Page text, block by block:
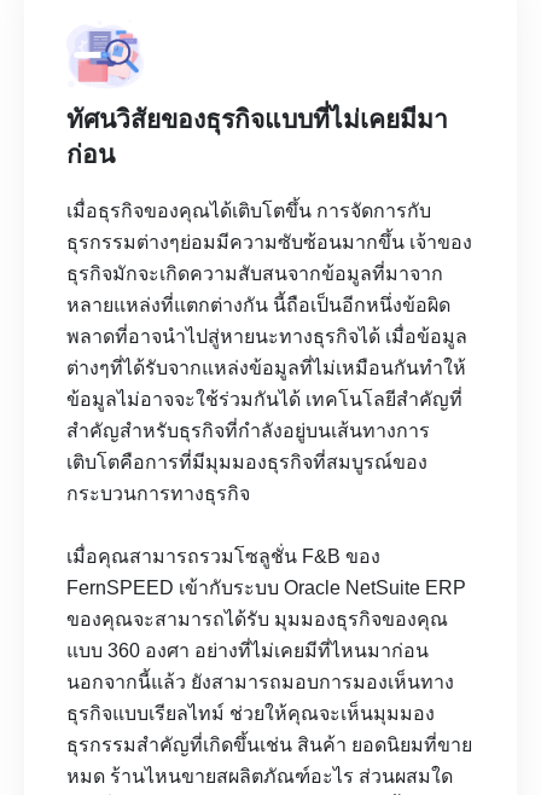
ทัศนวิสัยของธุรกิจแบบที่ไม่เคยมีมา
ก่อน
เมื่อธุรกิจของคุณได้เติบโตขึ้น การจัดการกับ
ธุรกรรมต่างๆย่อมมีความซับซ้อนมากขึ้น เจ้าของ
ธุรกิจมักจะเกิดความสับสนจากข้อมูลที่มาจาก
หลายแหล่งที่แตกต่างกัน นี้ถือเป็นอีกหนึ่งข้อผิด
พลาดที่อาจนำไปสู่หายนะทางธุรกิจได้ เมื่อข้อมูล
ต่างๆที่ได้รับจากแหล่งข้อมูลที่ไม่เหมือนกันทำให้
ข้อมูลไม่อาจจะใช้ร่วมกันได้ เทคโนโลยีสำคัญที่
สำคัญสำหรับธุรกิจที่กำลังอยู่บนเส้นทางการ
เติบโตคือการที่มีมุมมองธุรกิจที่สมบูรณ์ของ
กระบวนการทางธุรกิจ
เมื่อคุณสามารถรวมโซลูชั่น F&B ของ
FernSPEED เข้ากับระบบ Oracle NetSuite ERP
ของคุณจะสามารถได้รับ มุมมองธุรกิจของคุณ
แบบ 360 องศา อย่างที่ไม่เคยมีที่ไหนมาก่อน
นอกจากนี้แล้ว ยังสามารถมอบการมองเห็นทาง
ธุรกิจแบบเรียลไทม์ ช่วยให้คุณจะเห็นมุมมอง
ธุรกรรมสำคัญที่เกิดขึ้นเช่น สินค้า ยอดนิยมที่ขาย
หมด ร้านไหนขายสผลิตภัณฑ์อะไร ส่วนผสมใด